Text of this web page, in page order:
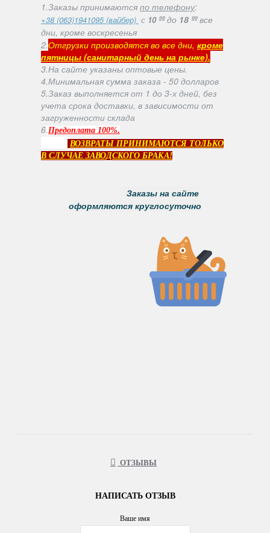
1.Заказы принимаются по телефону:
+38 (063)1941095 (вайбер) с 10 ººдо 18 ººвсе
дни, кроме воскресенья
2.Отгрузки производятся во все дни, кроме
пятницы (санитарный день на рынке).
3.На сайте указаны оптовые цены.
4.Минимальная сумма заказа - 50 долларов
5.Заказ выполняется от 1 до 3-х дней, без
учета срока доставки, в зависимости от
загруженности склада
6.Предоплата 100%.
ВОЗВРАТЫ ПРИНИМАЮТСЯ ТОЛЬКО
В СЛУЧАЕ ЗАВОДСКОГО БРАКА!
Заказы на сайте
оформляются круглосуточно
ОТЗЫВЫ
НАПИСАТЬ ОТЗЫВ
Ваше имя